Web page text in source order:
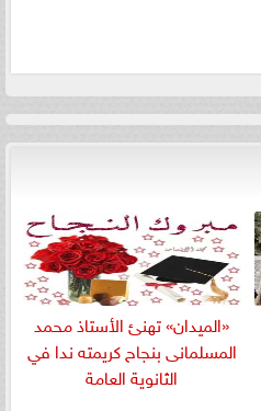
«الميدان» تهنئ الأستاذ محمد
المسلمانى بنجاح كريمته ندا في
الثانوية العامة